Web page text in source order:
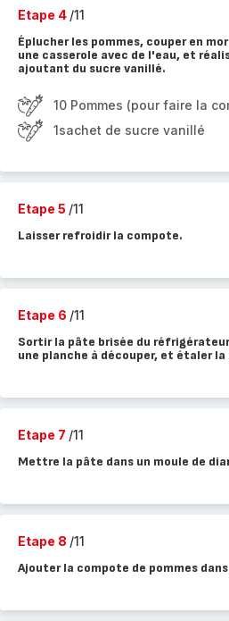
Etape 4 /11
Éplucher les pommes, couper en
une casserole avec de l'eau, et
ajoutant du sucre vanillé.
10 Pommes (pour faire la
1sachet de sucre vanillé
Etape 5 /11
Laisser refroidir la compote.
Etape 6 /11
Sortir la pâte brisée du
une planche à découper, et étaler la
Etape 7 /11
Mettre la pâte dans un moule de
Etape 8 /11
Ajouter la compote de pommes